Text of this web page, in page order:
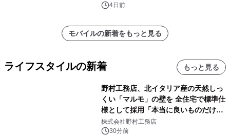
4日前
モバイルの新着をもっと見る
ライフスタイルの新着 もっと見る
野村工務店、北イタリア産の天然しっ
くい「マルモ」の壁を 全住宅で標準仕
様として採用「本当に良いものだけに
こだわる」
株式会社野村工務店
30分前